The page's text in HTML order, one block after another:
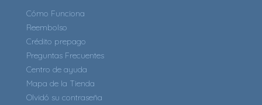
Cómo Funciona
Reembolso
Crédito prepago
Preguntas Frecuentes
Centro de ayuda
Mapa de la Tienda
Olvidó su contraseña